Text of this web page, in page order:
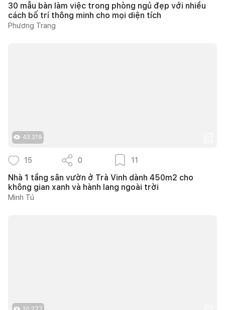
30 mẫu bàn làm việc trong phòng ngủ đẹp với nhiều
cách bố trí thông minh cho mọi diện tích
Phương Trang
43.319
15 0 11
Nhà 1 tầng sân vườn ở Trà Vinh dành 450m2 cho
không gian xanh và hành lang ngoài trời
Minh Tú